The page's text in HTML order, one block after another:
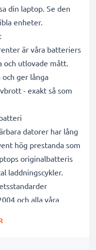
din laptop. Se den
enheter.
är våra batteriers
och utlovade mått.
ger långa
- exakt så som
datorer har lång
hög prestanda som
originalbatteris
laddningscykler.
och alla våra